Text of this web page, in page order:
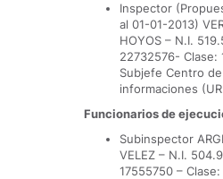
Inspector
al 01-01-2013)
HOYOS – N.I.
22732576- Clase:
Subjefe Centro
informaciones
Funcionarios de
Subinspector
VELEZ – N.I.
17555750 –